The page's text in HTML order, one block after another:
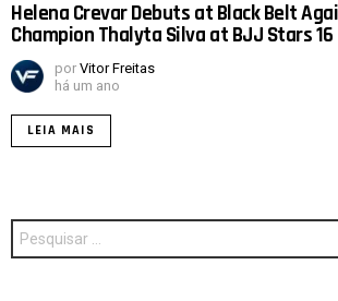
Helena Crevar Debuts at Black Belt
Champion Thalyta Silva at BJJ Stars 16
por Vitor Freitas
há um ano
LEIA MAIS
Procurar
por: